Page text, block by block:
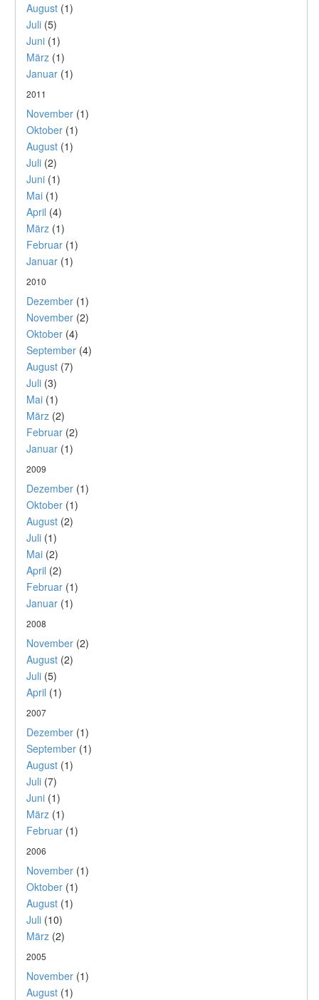
August (1)
Juli (5)
Juni (1)
März (1)
Januar (1)
2011
November (1)
Oktober (1)
August (1)
Juli (2)
Juni (1)
Mai (1)
April (4)
März (1)
Februar (1)
Januar (1)
2010
Dezember (1)
November (2)
Oktober (4)
September (4)
August (7)
Juli (3)
Mai (1)
März (2)
Februar (2)
Januar (1)
2009
Dezember (1)
Oktober (1)
August (2)
Juli (1)
Mai (2)
April (2)
Februar (1)
Januar (1)
2008
November (2)
August (2)
Juli (5)
April (1)
2007
Dezember (1)
September (1)
August (1)
Juli (7)
Juni (1)
März (1)
Februar (1)
2006
November (1)
Oktober (1)
August (1)
Juli (10)
März (2)
2005
November (1)
August (1)